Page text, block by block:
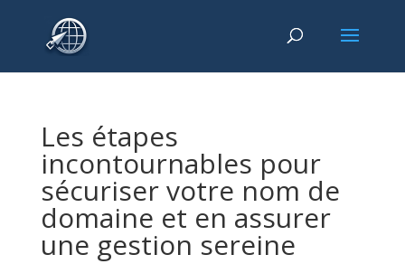
Les étapes
incontournables pour
sécuriser votre nom de
domaine et en assurer
une gestion sereine